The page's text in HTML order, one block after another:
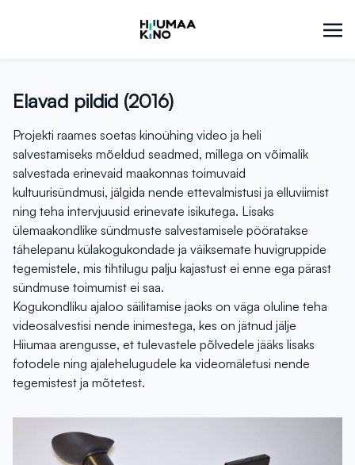
Elavad pildid (2016)
Projekti raames soetas kinoühing video ja heli
salvestamiseks mõeldud seadmed, millega on võimalik
salvestada erinevaid maakonnas toimuvaid
kultuurisündmusi, jälgida nende ettevalmistusi ja elluviimist
ning teha intervjuusid erinevate isikutega. Lisaks
ülemaakondlike sündmuste salvestamisele pööratakse
tähelepanu külakogukondade ja väiksemate huvigruppide
tegemistele, mis tihtilugu palju kajastust ei enne ega pärast
sündmuse toimumist ei saa.
Kogukondliku ajaloo säilitamise jaoks on väga oluline teha
videosalvestisi nende inimestega, kes on jätnud jälje
Hiiumaa arengusse, et tulevastele põlvedele jääks lisaks
fotodele ning ajalehelugudele ka videomäletusi nende
tegemistest ja mõtetest.